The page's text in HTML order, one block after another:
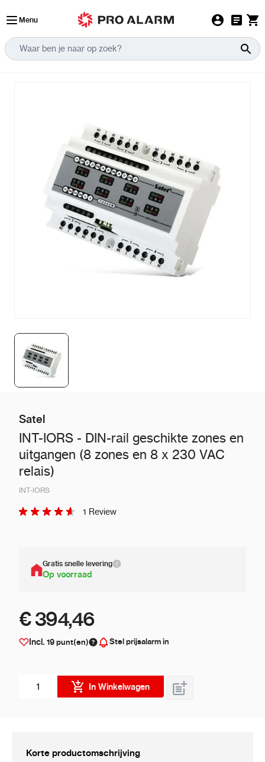
Menu
Satel
INT-IORS - DIN-rail geschikte zones en
uitgangen (8 zones en 8 x 230 VAC
relais)
INT-IORS
1 Review
Gratis snelle levering
Op voorraad
€ 394,46
Incl. 19punt(en) Stel prijsalarm in
In Winkelwagen
Korte productomschrijving